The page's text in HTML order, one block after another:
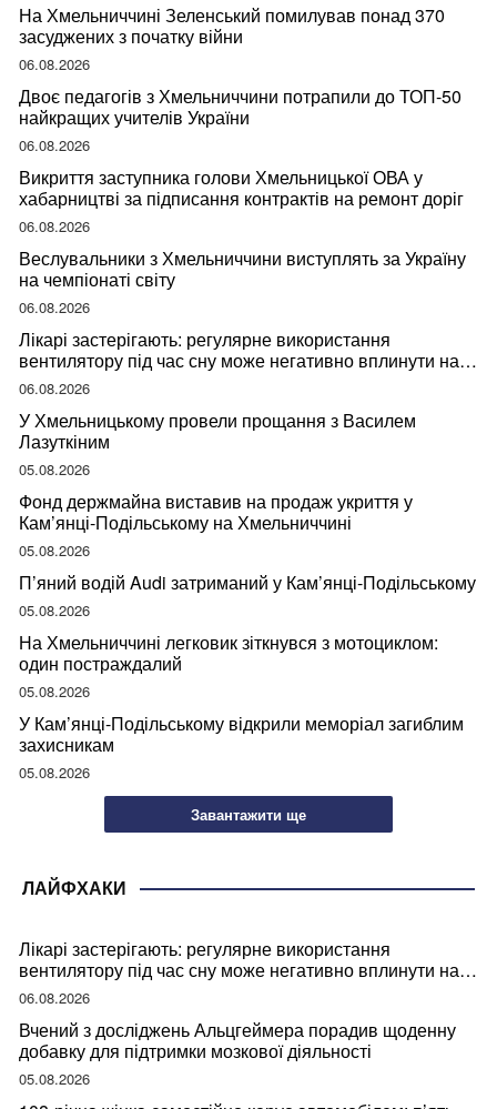
На Хмельниччині Зеленський помилував понад 370
засуджених з початку війни
06.08.2026
Двоє педагогів з Хмельниччини потрапили до ТОП-50
найкращих учителів України
06.08.2026
Викриття заступника голови Хмельницької ОВА у
хабарництві за підписання контрактів на ремонт доріг
06.08.2026
Веслувальники з Хмельниччини виступлять за Україну
на чемпіонаті світу
06.08.2026
Лікарі застерігають: регулярне використання
вентилятору під час сну може негативно вплинути на
ваше здоров’я
06.08.2026
У Хмельницькому провели прощання з Василем
Лазуткіним
05.08.2026
Фонд держмайна виставив на продаж укриття у
Кам’янці-Подільському на Хмельниччині
05.08.2026
П’яний водій Audi затриманий у Кам’янці-Подільському
05.08.2026
На Хмельниччині легковик зіткнувся з мотоциклом:
один постраждалий
05.08.2026
У Кам’янці-Подільському відкрили меморіал загиблим
захисникам
05.08.2026
Завантажити ще
ЛАЙФХАКИ
Лікарі застерігають: регулярне використання
вентилятору під час сну може негативно вплинути на
ваше здоров’я
06.08.2026
Вчений з досліджень Альцгеймера порадив щоденну
добавку для підтримки мозкової діяльності
05.08.2026